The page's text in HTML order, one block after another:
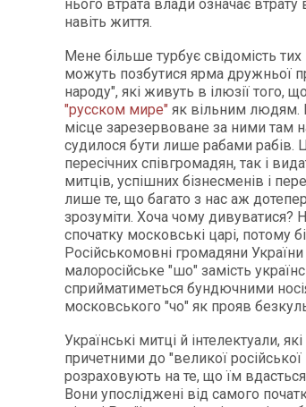
нього втрата влади означає втрату
навіть життя.
Мене більше турбує свідомість тих
можуть позбутися ярма дружньої
народу", які живуть в ілюзії того,
"русском мире" як вільним людям.
місце зарезервоване за ними там
судилося бути лише рабами рабів.
пересічних співгромадян, так і
митців, успішних бізнесменів і
лише те, що багато з нас аж
зрозуміти. Хоча чому дивуватися?
спочатку московські царі, потому
Російськомовні громадяни
малоросійське "шо" замість
сприйматиметься бундючними
московського "чо" як прояв
Українські митці й інтелектуали,
причетними до "великої
розраховують на те, що їм
Вони упосліджені від самого